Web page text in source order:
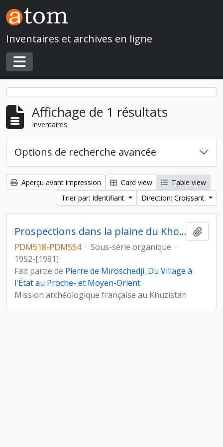
Skip to main content
Inventaires et archives en ligne
Toggle navigation
Affichage de 1 résultats
Inventaires
Options de recherche avancée
Aperçu avant impression Card view
Table view
Trier par: Identifiant
Direction: Croissant
Prospections dans la plaine du Khouzistan
PDM518-PDM554 · Sous-série organique ·
1952-[1981]
Fait partie de Pierre de Miroschedji. Du Village à
l'État au Proche- et Moyen-Orient
Mission archéologique française au Khuzistan